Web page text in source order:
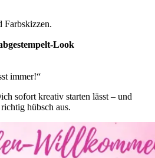
Farbskizzen.
Look
immer!“
sofort kreativ starten lässt – und
hübsch aus.